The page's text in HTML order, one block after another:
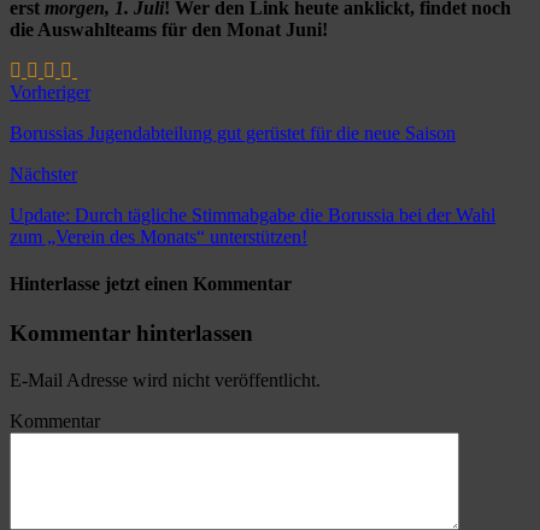
erst morgen, 1. Juli! Wer den Link heute anklickt, findet noch
die Auswahlteams für den Monat Juni!
Vorheriger
Borussias Jugendabteilung gut gerüstet für die neue Saison
Nächster
Update: Durch tägliche Stimmabgabe die Borussia bei der Wahl
zum „Verein des Monats“ unterstützen!
Hinterlasse jetzt einen Kommentar
Kommentar hinterlassen
E-Mail Adresse wird nicht veröffentlicht.
Kommentar